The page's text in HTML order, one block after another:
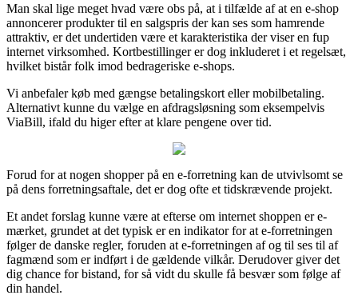
Man skal lige meget hvad være obs på, at i tilfælde af at en e-shop
annoncerer produkter til en salgspris der kan ses som hamrende
attraktiv, er det undertiden være et karakteristika der viser en fup
internet virksomhed. Kortbestillinger er dog inkluderet i et regelsæt,
hvilket bistår folk imod bedrageriske e-shops.
Vi anbefaler køb med gængse betalingskort eller mobilbetaling.
Alternativt kunne du vælge en afdragsløsning som eksempelvis
ViaBill, ifald du higer efter at klare pengene over tid.
Forud for at nogen shopper på en e-forretning kan de utvivlsomt se
på dens forretningsaftale, det er dog ofte et tidskrævende projekt.
Et andet forslag kunne være at efterse om internet shoppen er e-
mærket, grundet at det typisk er en indikator for at e-forretningen
følger de danske regler, foruden at e-forretningen af og til ses til af
fagmænd som er indført i de gældende vilkår. Derudover giver det
dig chance for bistand, for så vidt du skulle få besvær som følge af
din handel.